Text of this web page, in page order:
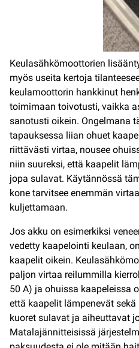
Keulasähkömoottorien
myös useita kertoja
keulamoottorin hankkinut
toimimaan toivotusti, vaikka
sanotusti oikein. Ongelmana
tapauksessa liian ohuet
riittävästi virtaa, nousee
niin suureksi, että kaapelit
jopa sulavat. Käytännössä
kone tarvitsee enemmän
kuljettamaan.
Jos akku on esimerkiksi
vedetty kaapelointi keulaan,
kaapelit oikein.
paljon virtaa reilummilla
50 A) ja ohuissa kaapeleissa
että kaapelit lämpenevät
kuoret sulavat ja aiheuttavat
Matalajännitteisissä